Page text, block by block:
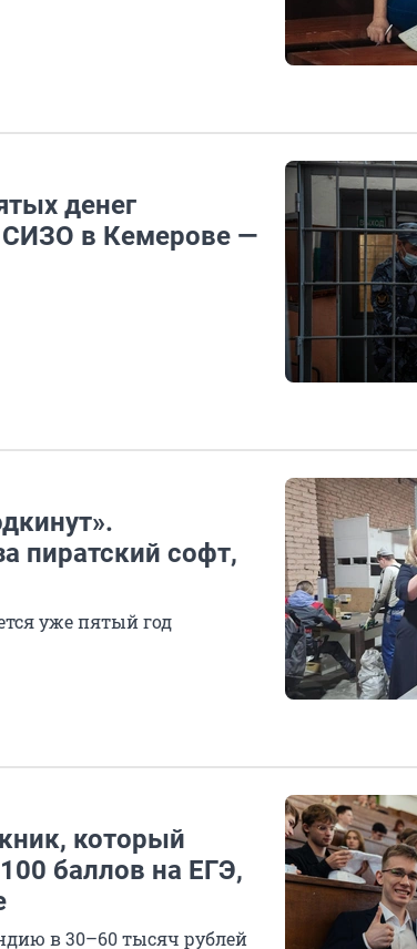
денег
СИЗО в Кемерове —
пиратский софт,
уже пятый год
который
баллов на ЕГЭ,
в 30–60 тысяч рублей